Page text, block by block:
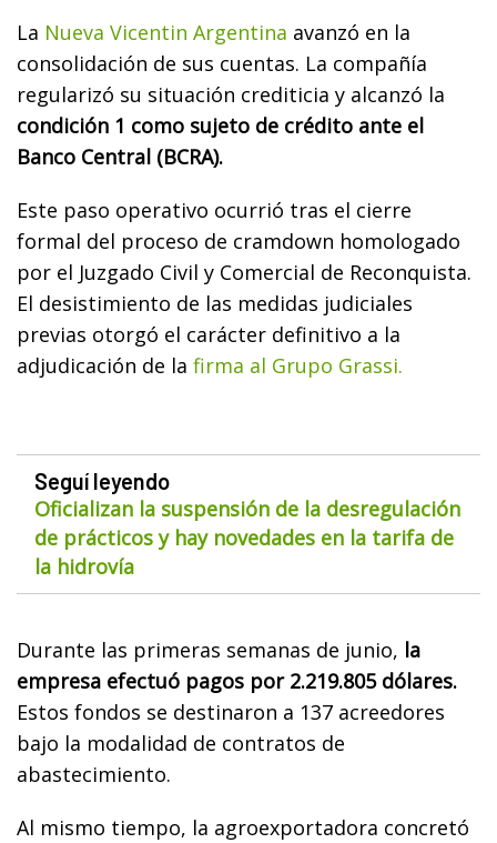
La Nueva Vicentin Argentina avanzó en la
consolidación de sus cuentas. La compañía
regularizó su situación crediticia y alcanzó la
condición 1 como sujeto de crédito ante el
Banco Central (BCRA).
Este paso operativo ocurrió tras el cierre
formal del proceso de cramdown homologado
por el Juzgado Civil y Comercial de Reconquista.
El desistimiento de las medidas judiciales
previas otorgó el carácter definitivo a la
adjudicación de la firma al Grupo Grassi.
Seguí leyendo
Oficializan la suspensión de la desregulación
de prácticos y hay novedades en la tarifa de
la hidrovía
Durante las primeras semanas de junio, la
empresa efectuó pagos por 2.219.805 dólares.
Estos fondos se destinaron a 137 acreedores
bajo la modalidad de contratos de
abastecimiento.
Al mismo tiempo, la agroexportadora concretó